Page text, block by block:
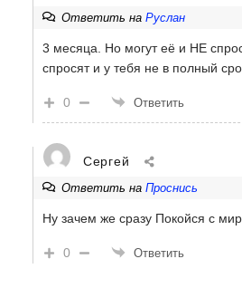
Ответить на Руслан
3 месяца. Но могут её и НЕ
спросят и у тебя не в полный
0 Ответить
Сергей
Ответить на Проснись
Ну зачем же сразу Покойся с
0 Ответить